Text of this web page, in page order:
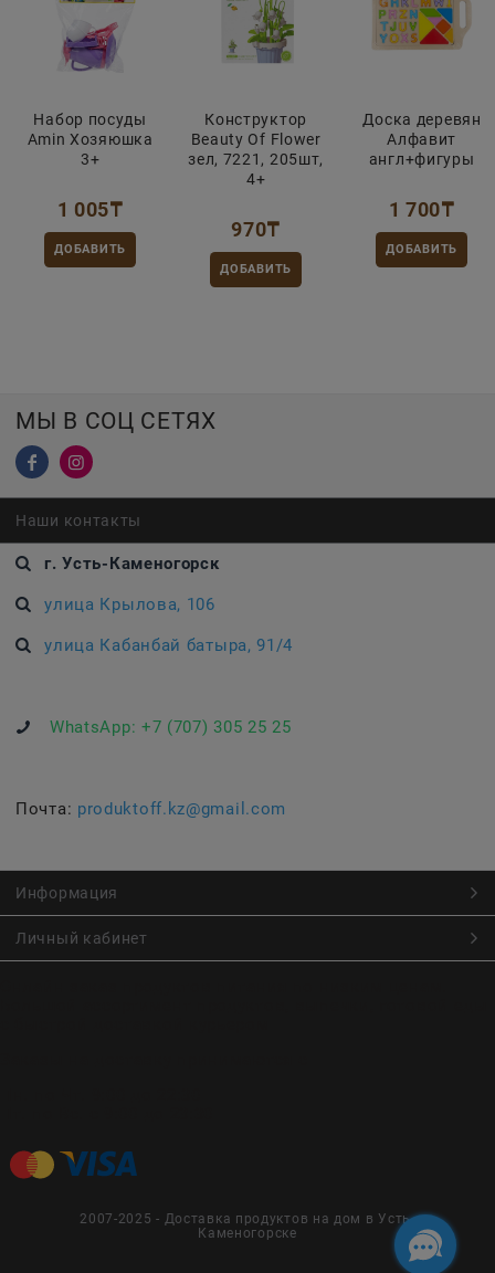
Набор посуды
Amin Хозяюшка
3+
1 005₸
ДОБАВИТЬ
Конструктор
Beauty Of Flower
зел, 7221, 205шт,
4+
970₸
ДОБАВИТЬ
Доска деревян
Алфавит
англ+фигуры
1 700₸
ДОБАВИТЬ
МЫ В СОЦ СЕТЯХ
Наши контакты
г. Усть-Каменогорск
улица Крылова, 106
улица Кабанбай батыра, 91/4
WhatsApp: +7 (707) 305 25 25
Почта: produktoff.kz@gmail.com
Информация
Личный кабинет
2007-2025 - Доставка продуктов на дом в Усть-
Каменогорске